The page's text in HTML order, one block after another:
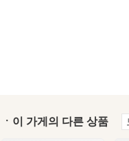
ㆍ이 가게의 다른 상품